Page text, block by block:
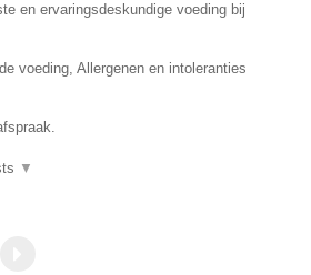
en ervaringsdeskundige voeding bij
voeding, Allergenen en intoleranties
▼